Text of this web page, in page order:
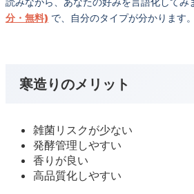
分・無料) で、自分のタイプが分かります。
寒造りのメリット
雑菌リスクが少ない
発酵管理しやすい
香りが良い
高品質化しやすい